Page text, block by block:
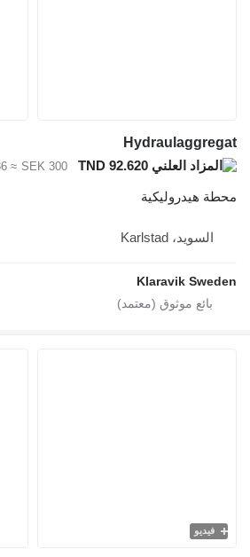
TND 92.620
SEK 300
≈ €27.36
هيدروليكية
السويد، Karlstad
Klaravik
فيديو